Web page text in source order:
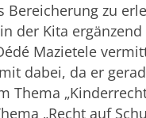
Bereicherung zu
der Kita
Mazietele
dabei, da er
Thema
„Recht auf